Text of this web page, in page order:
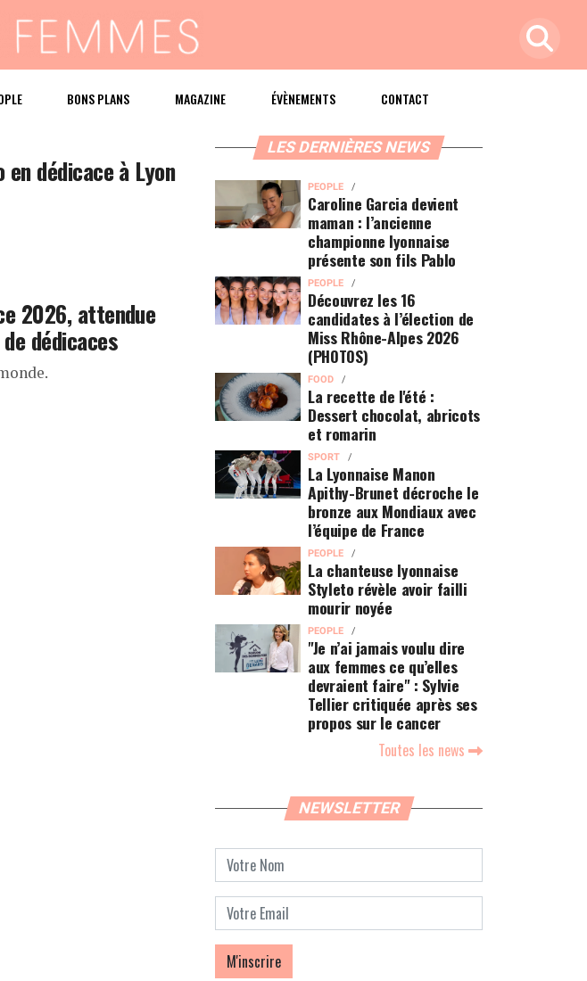
BONS PLANS MAGAZINE ÉVÈNEMENTS CONTACT
dédicace à Lyon
2026, attendue
dédicaces
LES DERNIÈRES NEWS
PEOPLE
Caroline Garcia devient
maman : l’ancienne
championne lyonnaise
présente son fils Pablo
PEOPLE
Découvrez les 16
candidates à l’élection de
Miss Rhône-Alpes 2026
(PHOTOS)
FOOD
La recette de l'été :
Dessert chocolat, abricots
et romarin
SPORT
La Lyonnaise Manon
Apithy-Brunet décroche le
bronze aux Mondiaux avec
l’équipe de France
PEOPLE
La chanteuse lyonnaise
Styleto révèle avoir failli
mourir noyée
PEOPLE
"Je n’ai jamais voulu dire
aux femmes ce qu’elles
devraient faire" : Sylvie
Tellier critiquée après ses
propos sur le cancer
Toutes les news
NEWSLETTER